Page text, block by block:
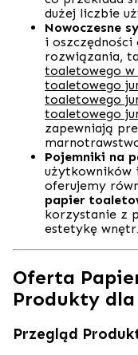
dużej liczbie
Nowoczesne
i
rozwiązania,
toaletowego w
toaletowego
toaletowego
toaletowego
zapewniają
Pojemniki na
użytkowników
oferujemy
papier
korzystanie z
estetykę
Oferta
Produkty
Przegląd